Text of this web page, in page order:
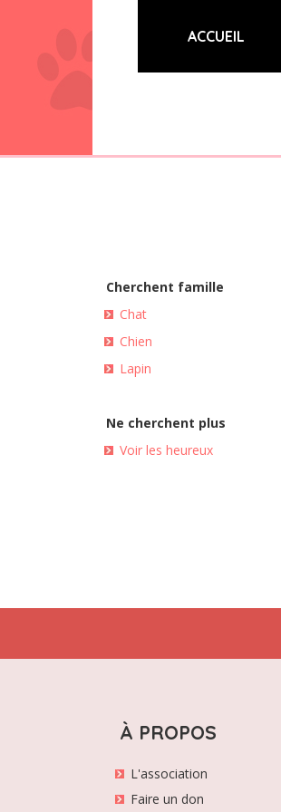
ACCUEIL
Cherchent famille
Chat
Chien
Lapin
Ne cherchent plus
Voir les heureux
À PROPOS
L'association
Faire un don